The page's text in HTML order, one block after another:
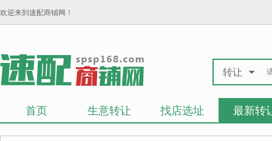
欢迎来到速配商铺网！
转让
首页 生意转让 找店选址 最新转